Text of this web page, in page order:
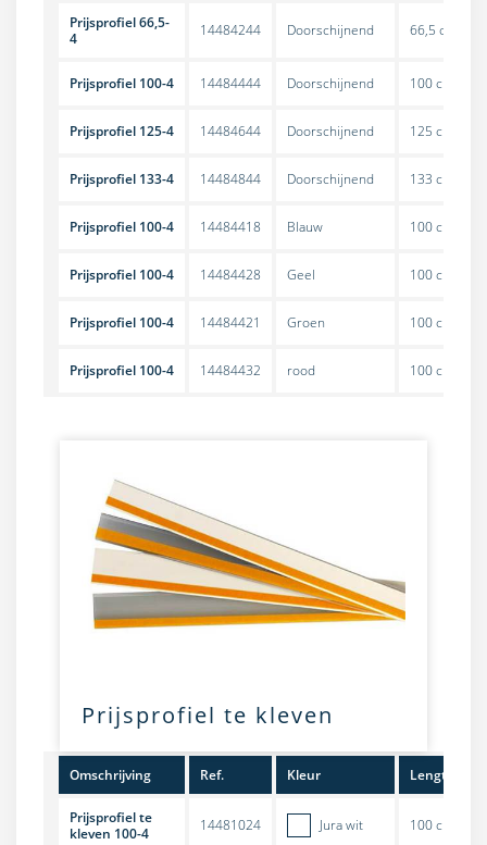
Prijsprofiel 66,5-
4
14484244 Doorschijnend 66,5 cm
Prijsprofiel 100-4 14484444 Doorschijnend 100 cm
Prijsprofiel 125-4 14484644 Doorschijnend 125 cm
Prijsprofiel 133-4 14484844 Doorschijnend 133 cm
Prijsprofiel 100-4 14484418 Blauw 100 cm
Prijsprofiel 100-4 14484428 Geel 100 cm
Prijsprofiel 100-4 14484421 Groen 100 cm
Prijsprofiel 100-4 14484432 rood 100 cm
Prijsprofiel te kleven
Omschrijving Ref. Kleur Lengte
Prijsprofiel te
kleven 100-4
14481024 Jura wit 100 cm